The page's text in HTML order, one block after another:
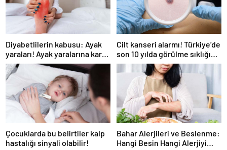
Diyabetlilerin kabusu: Ayak
yaraları! Ayak yaralarına karşı
8 önemli tavsiye
Cilt kanseri alarmı! Türkiye’de
son 10 yılda görülme sıklığı
arttı! Cilt kanserinde 10 risk
faktörüne dikkat! Cilt kanseri
belirtileri ve korunma
yöntemleri
Çocuklarda bu belirtiler kalp
hastalığı sinyali olabilir!
Bahar Alerjileri ve Beslenme:
Hangi Besin Hangi Alerjiyi